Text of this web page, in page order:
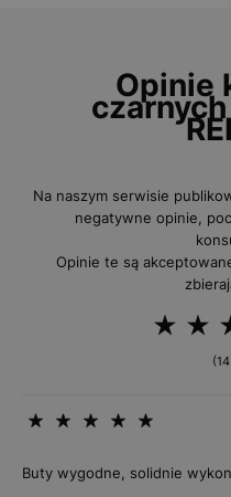
Opinie
Na naszym serwisie
negatywne opinie,
Opinie te są
Buty wygodne, solidnie